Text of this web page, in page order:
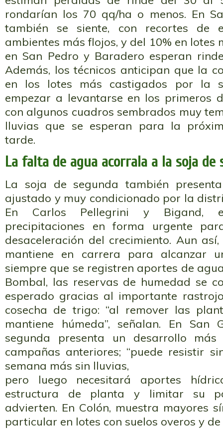
rondarían los 70 qq/ha o menos. En
también se siente, con recortes de
ambientes más flojos, y del 10% en lotes
en San Pedro y Baradero esperan
Además, los técnicos anticipan que la
en los lotes más castigados por la
empezar a levantarse en los primeros
con algunos cuadros sembrados muy
lluvias que se esperan para la
tarde.
La falta de agua acorrala a la soja de
La soja de segunda también
ajustado y muy condicionado por la
En Carlos Pellegrini y Bigand,
precipitaciones en forma urgente
desaceleración del crecimiento. Aun
mantiene en carrera para alcanzar
siempre que se registren aportes de
Bombal, las reservas de humedad se
esperado gracias al importante
cosecha de trigo: “al remover las
mantiene húmeda”, señalan. En San
segunda presenta un desarrollo
campañas anteriores; “puede resistir
semana más sin lluvias,
pero luego necesitará aportes
estructura de planta y limitar su
advierten. En Colón, muestra mayores
particular en lotes con suelos overos y